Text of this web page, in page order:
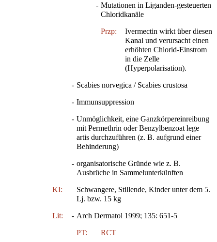
- Mutationen in Liganden-gesteuerten
Chloridkanäle
Przp:
Ivermectin wirkt über diesen
Kanal und verursacht einen
erhöhten Chlorid-Einstrom
in die Zelle
(Hyperpolarisation).
- Scabies norvegica / Scabies crustosa
- Immunsuppression
- Unmöglichkeit, eine Ganzkörpereinreibung
mit Permethrin oder Benzylbenzoat lege
artis durchzuführen (z. B. aufgrund einer
Behinderung)
- organisatorische Gründe wie z. B.
Ausbrüche in Sammelunterkünften
KI:
Schwangere, Stillende, Kinder unter dem 5.
Lj. bzw. 15 kg
Lit: - Arch Dermatol 1999; 135: 651-5
PT: RCT